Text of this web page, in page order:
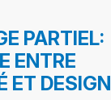
PARTIEL:
ENTRE
ET DESIGN